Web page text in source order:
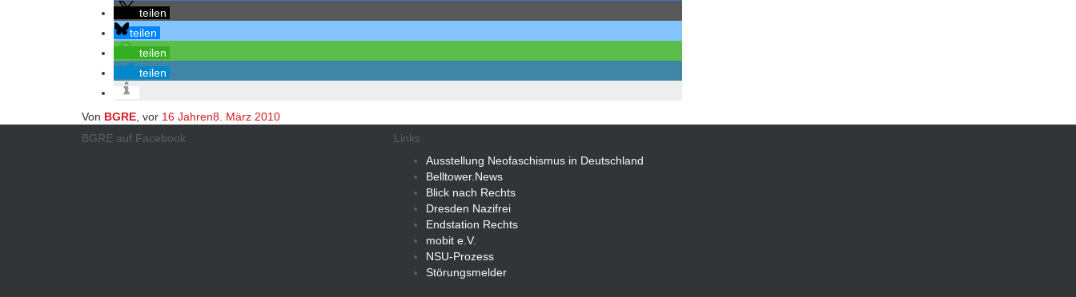
teilen
teilen
teilen
teilen
Von BGRE , vor 16 Jahren8. März 2010
BGRE auf Facebook
Links
Ausstellung Neofaschismus in Deutschland
Belltower.News
Blick nach Rechts
Dresden Nazifrei
Endstation Rechts
mobit e.V.
NSU-Prozess
Störungsmelder